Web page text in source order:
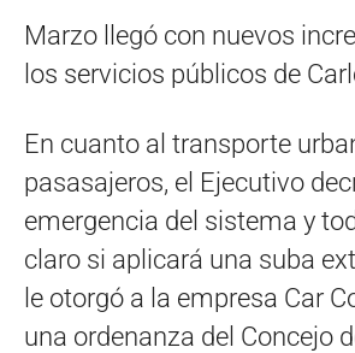
Marzo llegó con nuevos
los servicios públicos de
En cuanto al transporte
pasasajeros, el Ejecutivo
emergencia del sistema y
claro si aplicará una suba
le otorgó a la empresa Car
una ordenanza del Concejo